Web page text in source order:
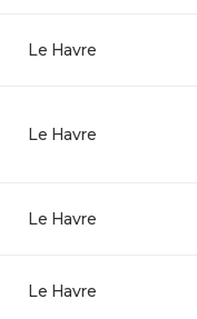
Le Havre
Le Havre
Le Havre
Le Havre